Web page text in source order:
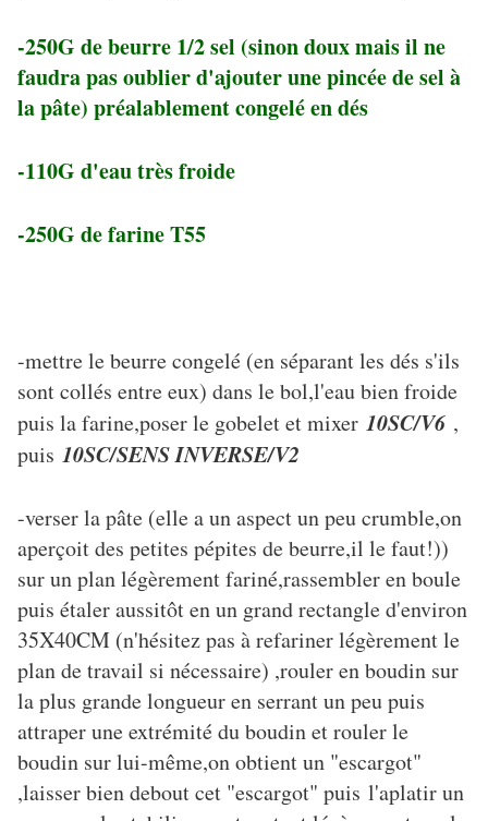
-250G de beurre 1/2 sel (sinon doux mais il ne
faudra pas oublier d'ajouter une pincée de sel à
la pâte) préalablement congelé en dés
-110G d'eau très froide
-250G de farine T55
-mettre le beurre congelé (en séparant les dés s'ils
sont collés entre eux) dans le bol,l'eau bien froide
puis la farine,poser le gobelet et mixer 10SC/V6 ,
puis 10SC/SENS INVERSE/V2
-verser la pâte (elle a un aspect un peu crumble,on
aperçoit des petites pépites de beurre,il le faut!))
sur un plan légèrement fariné,rassembler en boule
puis étaler aussitôt en un grand rectangle d'environ
35X40CM (n'hésitez pas à refariner légèrement le
plan de travail si nécessaire) ,rouler en boudin sur
la plus grande longueur en serrant un peu puis
attraper une extrémité du boudin et rouler le
boudin sur lui-même,on obtient un "escargot"
,laisser bien debout cet "escargot" puis l'aplatir un